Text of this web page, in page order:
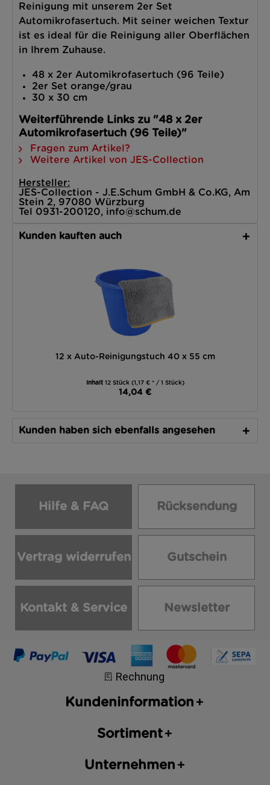
Reinigung mit unserem 2er Set
Automikrofasertuch. Mit seiner weichen Textur
ist es ideal für die Reinigung aller Oberflächen
in Ihrem Zuhause.
48 x 2er Automikrofasertuch (96 Teile)
2er Set orange/grau
30 x 30 cm
Weiterführende Links zu "48 x 2er
Automikrofasertuch (96 Teile)"
Fragen zum Artikel?
Weitere Artikel von JES-Collection
Hersteller:
JES-Collection - J.E.Schum GmbH & Co.KG, Am
Stein 2, 97080 Würzburg
Tel 0931-200120, info@schum.de
Kunden kauften auch
12 x Auto-Reinigungstuch 40 x 55 cm
Inhalt 12 Stück (1,17 € * / 1 Stück)
14,04 €
Kunden haben sich ebenfalls angesehen
Hilfe & FAQ Rücksendung
Vertrag widerrufen Gutschein
Kontakt & Service Newsletter
Kundeninformation
Sortiment
Unternehmen